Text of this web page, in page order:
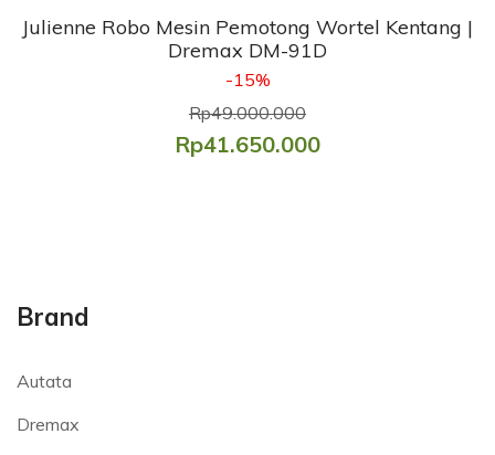
Brand
Autata
Dremax
Julienne Robo Mesin Pemotong Wortel Kentang |
Dremax DM-91D
-15%
Rp49.000.000
Rp41.650.000